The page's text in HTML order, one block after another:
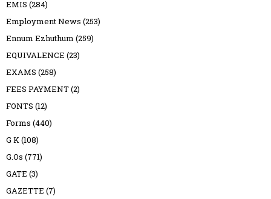
EMIS (284)
Employment News (253)
Ennum Ezhuthum (259)
EQUIVALENCE (23)
EXAMS (258)
FEES PAYMENT(2)
FONTS (12)
Forms (440)
G K(108)
G.Os (771)
GATE (3)
GAZETTE (7)